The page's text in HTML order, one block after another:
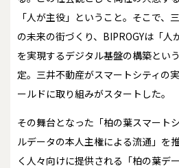
「人が主役」ということ。そこで、
の未来の街づくり、BIPROGYは「人
を実現するデジタル基盤の構築とい
定。三井不動産がスマートシティの
ールドに取り組みがスタートした。
その舞台となった「柏の葉スマート
ルデータの本人主権による流通」を
く人々向けに提供される「柏の葉デ